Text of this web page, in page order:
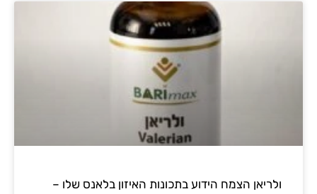
ולריאן הצמח הידוע בתכונות האיזון בלאנס שלו –